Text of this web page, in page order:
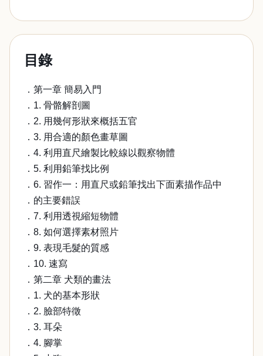
目錄
．第一章 簡易入門
．1. 骨骼解剖圖
．2. 用幾何形狀來概括五官
．3. 用合適的顏色畫草圖
．4. 利用直尺繪製比較線以觀察物體
．5. 利用鉛筆找比例
．6. 習作一：用直尺或鉛筆找出下面素描作品中
．的主要錯誤
．7. 利用透視縮短物體
．8. 如何選擇素材照片
．9. 表現毛髮的質感
．10. 速寫
．第二章 犬類的畫法
．1. 犬的基本形狀
．2. 臉部特徵
．3. 耳朵
．4. 腳掌